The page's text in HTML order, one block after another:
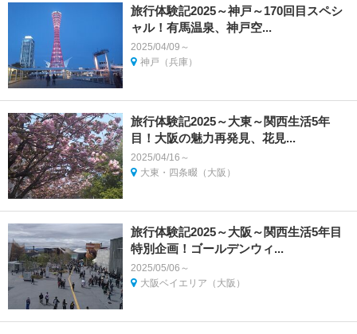
旅行体験記2025～神戸～170回目スペシ
ャル！有馬温泉、神戸空...
2025/04/09～
神戸（兵庫）
旅行体験記2025～大東～関西生活5年
目！大阪の魅力再発見、花見...
2025/04/16～
大東・四条畷（大阪）
旅行体験記2025～大阪～関西生活5年目
特別企画！ゴールデンウィ...
2025/05/06～
大阪ベイエリア（大阪）